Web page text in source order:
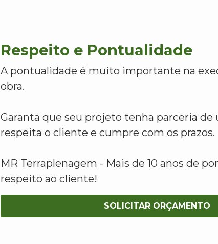
Respeito e Pontualidade
A pontualidade é muito importante na
obra.
Garanta que seu projeto tenha parceria de
respeita o cliente e cumpre com os prazos.
MR Terraplenagem - Mais de 10 anos de
respeito ao cliente!
SOLICITAR ORÇAMENTO